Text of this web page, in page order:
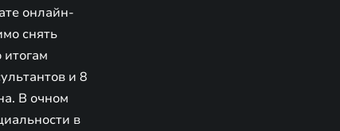
онлайн-
снять
и 8
В очном
в